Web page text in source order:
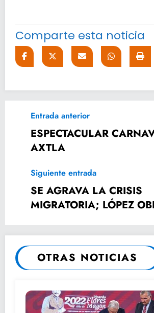
Comparte esta noticia
Entrada anterior
ESPECTACULAR
AXTLA
Siguiente entrada
SE AGRAVA LA CRISIS
MIGRATORIA; LÓPEZ
OTRAS NOTICIAS